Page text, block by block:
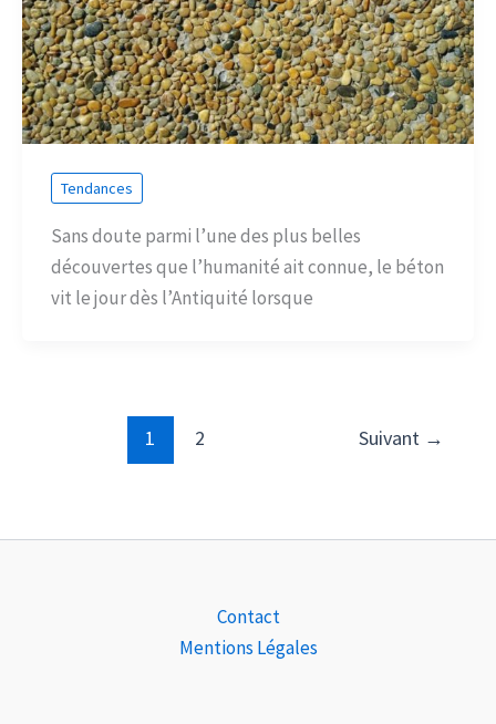
Tendances
Sans doute parmi l’une des plus belles
découvertes que l’humanité ait connue, le béton
vit le jour dès l’Antiquité lorsque
1 2 Suivant →
Contact
Mentions Légales